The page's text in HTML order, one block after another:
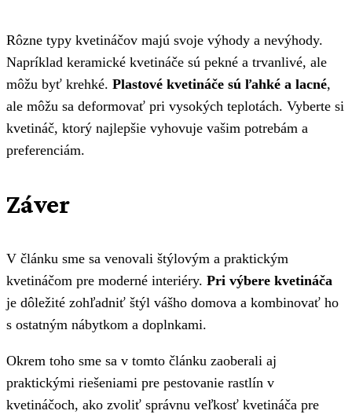
Rôzne typy kvetináčov majú svoje výhody a nevýhody.
Napríklad keramické kvetináče sú pekné a trvanlivé, ale
môžu byť krehké. Plastové kvetináče sú ľahké a lacné,
ale môžu sa deformovať pri vysokých teplotách. Vyberte si
kvetináč, ktorý najlepšie vyhovuje vašim potrebám a
preferenciám.
Záver
V článku sme sa venovali štýlovým a praktickým
kvetináčom pre moderné interiéry. Pri výbere kvetináča
je dôležité zohľadniť štýl vášho domova a kombinovať ho
s ostatným nábytkom a doplnkami.
Okrem toho sme sa v tomto článku zaoberali aj
praktickými riešeniami pre pestovanie rastlín v
kvetináčoch, ako zvoliť správnu veľkosť kvetináča pre